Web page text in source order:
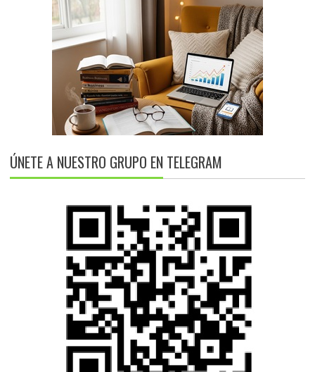
ÚNETE A NUESTRO GRUPO EN TELEGRAM